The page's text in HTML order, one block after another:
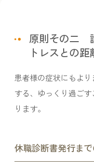
原則その二
トレスとの距
患者様の症状にもよ
する、ゆっくり過ご
ります。
休職診断書発行ま